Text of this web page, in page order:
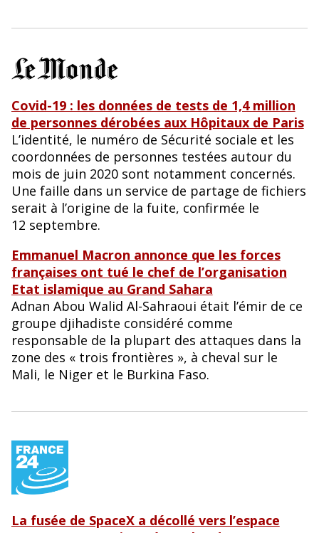
Covid-19 : les données de tests de 1,4 million
de personnes dérobées aux Hôpitaux de Paris
L’identité, le numéro de Sécurité sociale et les
coordonnées de personnes testées autour du
mois de juin 2020 sont notamment concernés.
Une faille dans un service de partage de fichiers
serait à l’origine de la fuite, confirmée le
12 septembre.
Emmanuel Macron annonce que les forces
françaises ont tué le chef de l’organisation
Etat islamique au Grand Sahara
Adnan Abou Walid Al-Sahraoui était l’émir de ce
groupe djihadiste considéré comme
responsable de la plupart des attaques dans la
zone des « trois frontières », à cheval sur le
Mali, le Niger et le Burkina Faso.
La fusée de SpaceX a décollé vers l’espace